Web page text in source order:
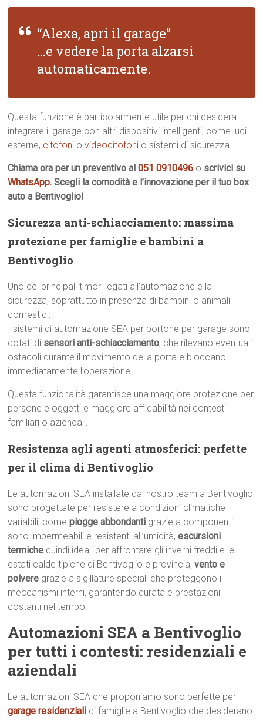
“Alexa, apri il garage”
…e vedere la porta alzarsi
automaticamente.
Questa funzione è particolarmente utile per chi desidera
integrare il garage con altri dispositivi intelligenti, come luci
esterne, citofoni ovideocitofoni o sistemi di sicurezza.
Chiama ora per un preventivo al051 0910496 o scrivici su
WhatsApp. Scegli la comodità e l’innovazione per il tuo box
auto a Bentivoglio!
Sicurezza anti-schiacciamento: massima
protezione per famiglie e bambini a
Bentivoglio
Uno dei principali timori legati all’automazione è la
sicurezza, soprattutto in presenza di bambini o animali
domestici.
I sistemi di automazione SEA per portone per garage sono
dotati di sensori anti-schiacciamento, che rilevano eventuali
ostacoli durante il movimento della porta e bloccano
immediatamente l’operazione.
Questa funzionalità garantisce una maggiore protezione per
persone e oggetti e maggiore affidabilità nei contesti
familiari o aziendali.
Resistenza agli agenti atmosferici: perfette
per il clima di Bentivoglio
Le automazioni SEA installate dal nostro team a Bentivoglio
sono progettate per resistere a condizioni climatiche
variabili, comepiogge abbondanti grazie a componenti
sono impermeabili e resistenti all’umidità,escursioni
termiche quindi ideali per affrontare gli inverni freddi e le
estati calde tipiche di Bentivoglio e provincia,vento e
polvere grazie a sigillature speciali che proteggono i
meccanismi interni, garantendo durata e prestazioni
costanti nel tempo.
Automazioni SEA a Bentivoglio
per tutti i contesti: residenziali e
aziendali
Le automazioni SEA che proponiamo sono perfette per
garage residenziali di famiglie a Bentivoglio che desiderano